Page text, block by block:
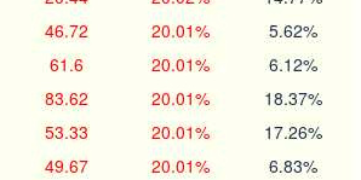
46.72 20.01% 5.62%
61.6 20.01% 6.12%
83.62 20.01% 18.37%
53.33 20.01% 17.26%
49.67 20.01% 6.83%